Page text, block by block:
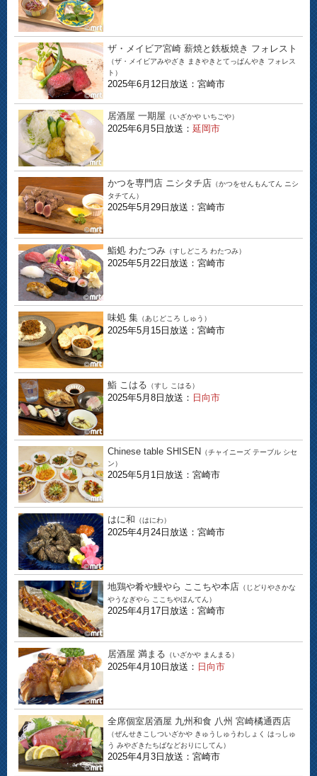
ザ・メイビア宮崎 薪焼と鉄板焼き フォレスト
（ザ・メイビアみやざき まきやきとてっぱんやき フォレス
ト）
2025年6月12日放送：宮崎市
居酒屋 一期屋 （いざかや いちごや）
2025年6月5日放送： 延岡市
かつを専門店 ニシタチ店 （かつをせんもんてん ニシ
タチてん）
2025年5月29日放送：宮崎市
鮨処 わたつみ （すしどころ わたつみ）
2025年5月22日放送：宮崎市
味処 集 （あじどころ しゅう）
2025年5月15日放送：宮崎市
鮨 こはる （すし こはる）
2025年5月8日放送： 日向市
Chinese table SHISEN （チャイニーズ テーブル シセ
ン）
2025年5月1日放送：宮崎市
はに和 （はにわ）
2025年4月24日放送：宮崎市
地鶏や肴や鰻やら ここちや本店 （じどりやさかな
やうなぎやら ここちやほんてん）
2025年4月17日放送：宮崎市
居酒屋 満まる （いざかや まんまる）
2025年4月10日放送： 日向市
全席個室居酒屋 九州和食 八州 宮崎橘通西店
（ぜんせきこしついざかや きゅうしゅうわしょく はっしゅ
う みやざきたちばなどおりにしてん）
2025年4月3日放送：宮崎市